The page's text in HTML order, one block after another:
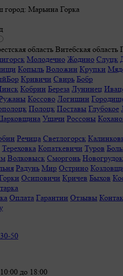
город: Марьина Горка
область Витебская область
Молодечно Жодино Слуцк
Копыль Воложин Крупки
Кривичи Свирь Бобр
Кобрин Береза Лунинец
Коссово Логишин
Полоцк Поставы Глубокое
Ушачи Россоны
Речица Светлогорск
Тереховка Копаткевичи Туров
Волковыск Сморгонь Новогрудок
Радунь Мир Острино
Осиповичи Кричев Быхов
Оплата Гарантии Отзывы
50
до 18:00